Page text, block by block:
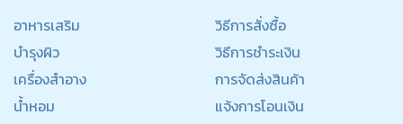
อาหารเสริม
บำรุงผิว
เครื่องสำอาง
น้ำหอม
วิธีการสั่งซื้อ
วิธีการชำระเงิน
การจัดส่งสินค้า
แจ้งการโอนเงิน